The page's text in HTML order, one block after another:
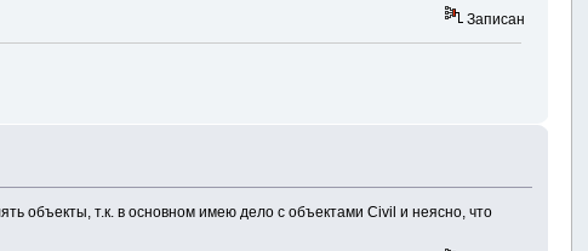
Записан
объекты, т.к. в основном имею дело с объектами Civil и неясно, что